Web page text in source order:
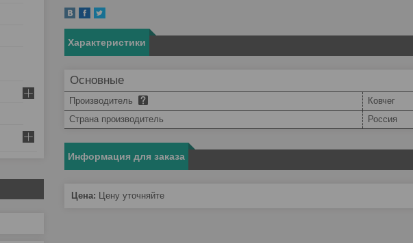
Характеристики
Основные
Производитель
Ковчег
Страна производитель
Россия
Информация для заказа
Цена: Цену уточняйте